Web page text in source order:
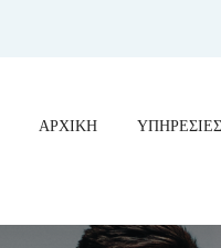
ΑΡΧΙΚΗ